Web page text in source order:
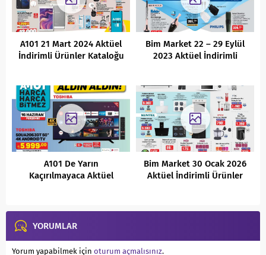
A101 21 Mart 2024 Aktüel
İndirimli Ürünler Kataloğu
Bim Market 22 – 29 Eylül
2023 Aktüel İndirimli
A101 De Yarın
Kaçırılmayaca Aktüel
Bim Market 30 Ocak 2026
Aktüel İndirimli Ürünler
YORUMLAR
Yorum yapabilmek için oturum açmalısınız.